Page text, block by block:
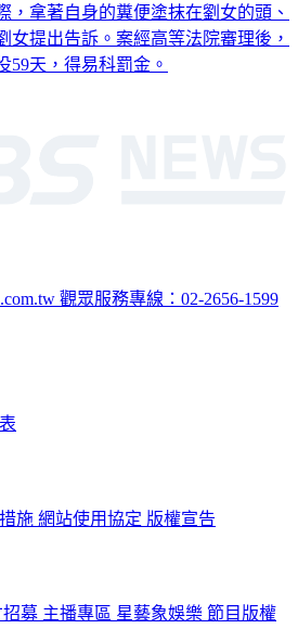
，拿著自身的糞便塗抹在劉女的頭、
女提出告訴。案經高等法院審理後，
59天，得易科罰金。
觀眾服務專線：02-2656-1599
施 網站使用協定 版權宣告
招募 主播專區 星藝象娛樂 節目版權